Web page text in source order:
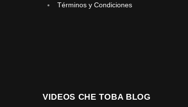
Términos y Condiciones
VIDEOS CHE TOBA BLOG